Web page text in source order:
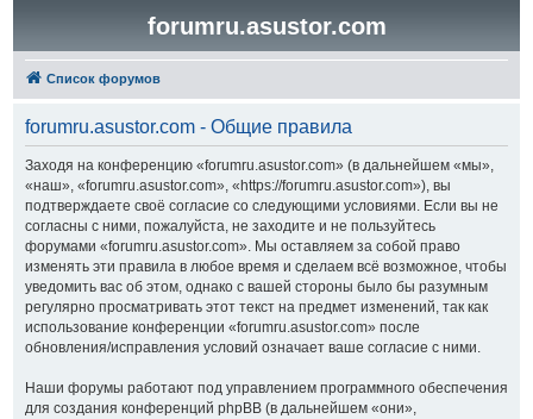
forumru.asustor.com
Список форумов
forumru.asustor.com - Общие правила
Заходя на конференцию «forumru.asustor.com» (в дальнейшем «мы»,
«наш», «forumru.asustor.com», «https://forumru.asustor.com»), вы
подтверждаете своё согласие со следующими условиями. Если вы не
согласны с ними, пожалуйста, не заходите и не пользуйтесь
форумами «forumru.asustor.com». Мы оставляем за собой право
изменять эти правила в любое время и сделаем всё возможное, чтобы
уведомить вас об этом, однако с вашей стороны было бы разумным
регулярно просматривать этот текст на предмет изменений, так как
использование конференции «forumru.asustor.com» после
обновления/исправления условий означает ваше согласие с ними.
Наши форумы работают под управлением программного обеспечения
для создания конференций phpBB (в дальнейшем «они»,